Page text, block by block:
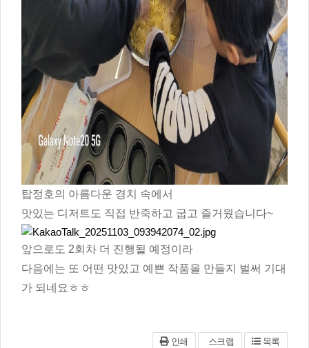
탑정호의 아름다운 경치 속에서
맛있는 디저트도 직접 반죽하고 굽고 즐거웠습니다~
앞으로도 2회차 더 진행될 예정이라
다음에는 또 어떤 맛있고 예쁜 작품을 만들지 벌써 기대
가 되네요ㅎㅎ
인쇄 스크랩 목록